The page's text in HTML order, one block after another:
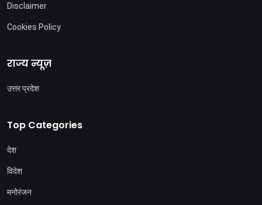
Disclaimer
Cookies Policy
राज्य न्यूज़
उत्तर प्रदेश
Top Categories
देश
विदेश
मनोरंजन